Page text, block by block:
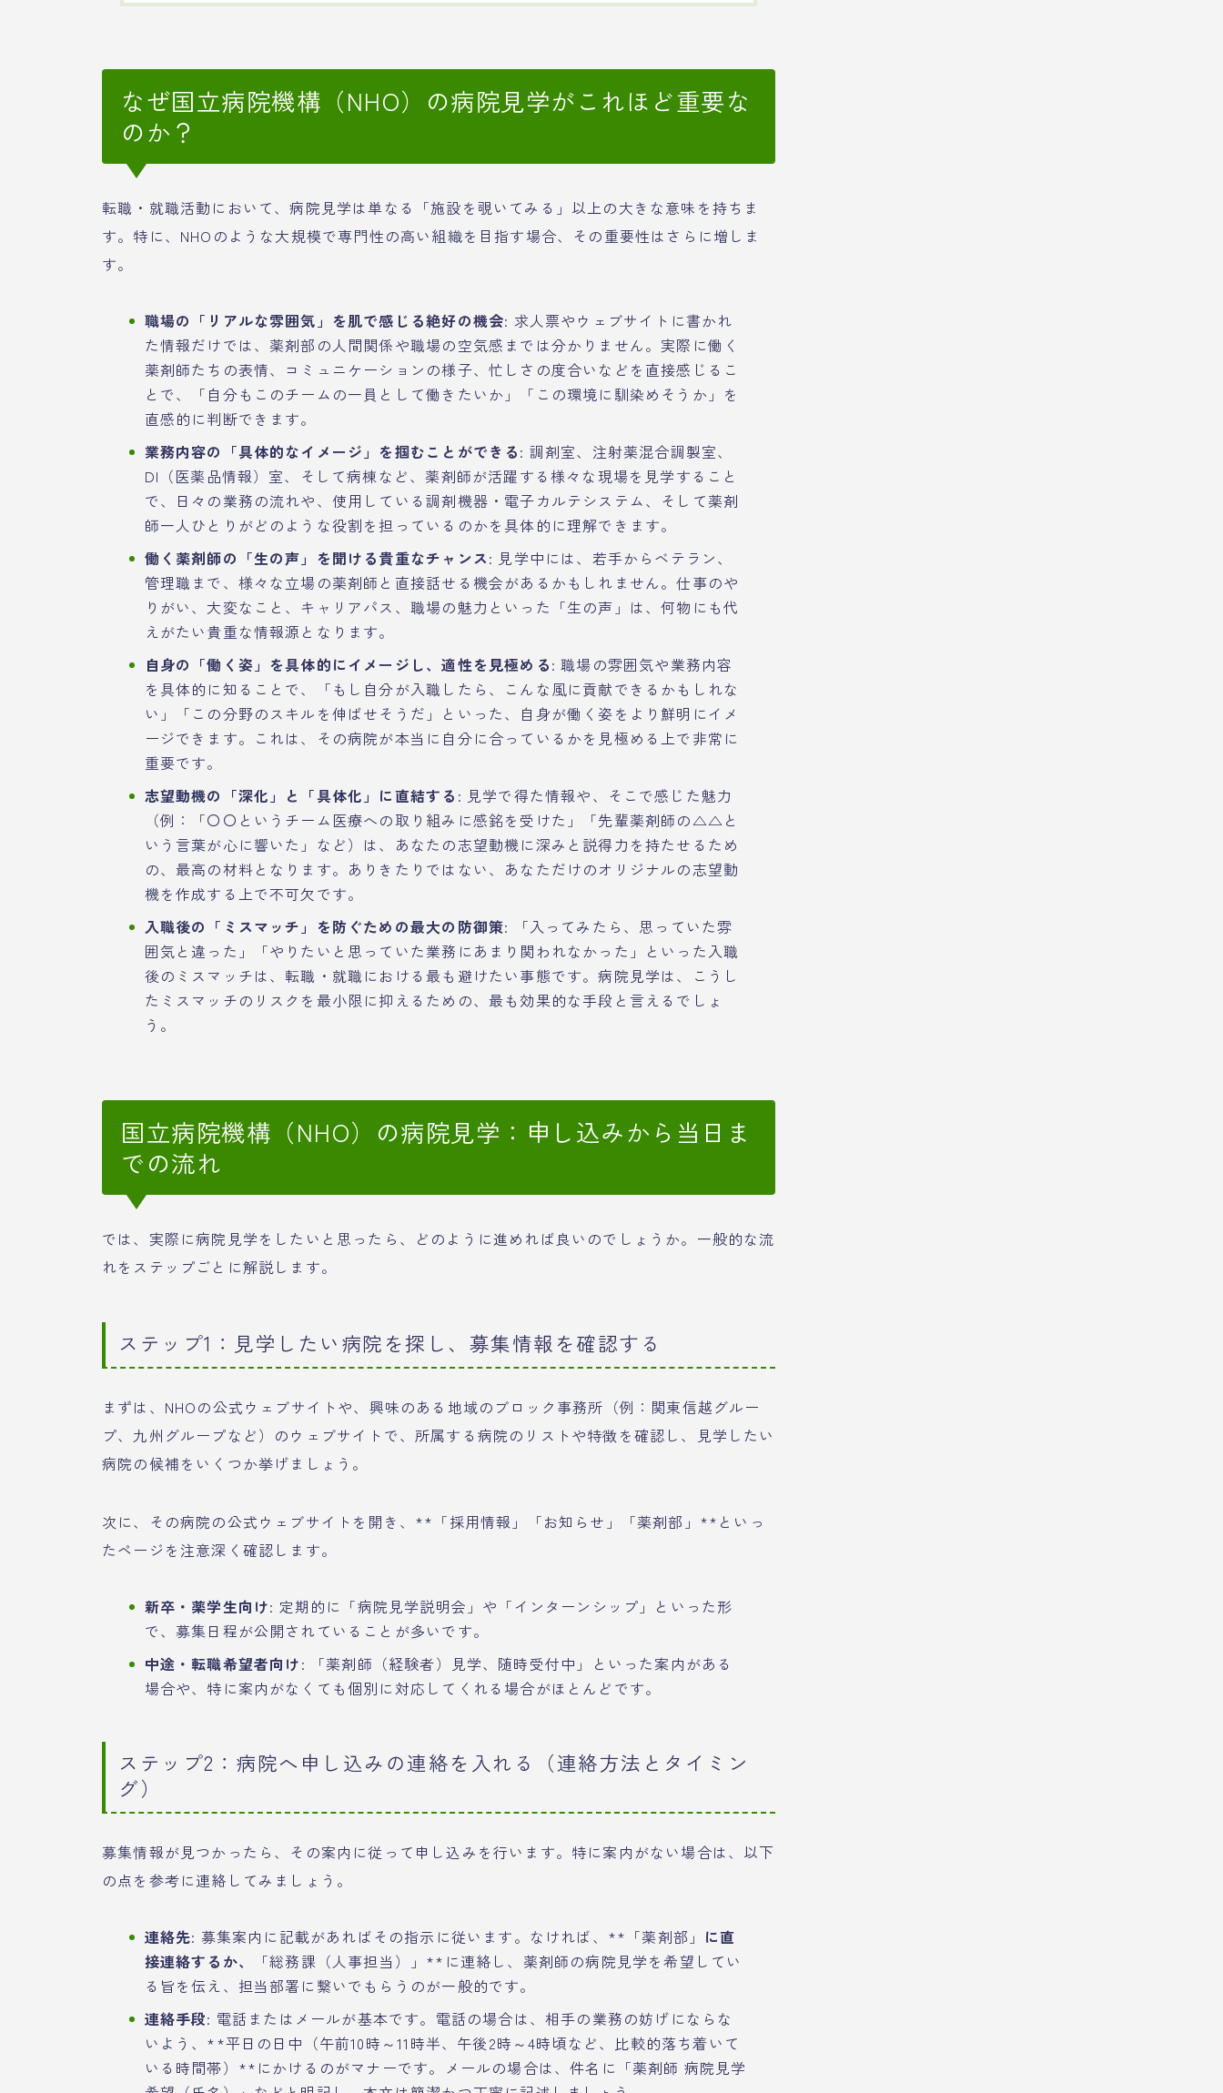
なぜ国立病院機構（NHO）の病院見学がこれほど重要な
のか？
転職・就職活動において、病院見学は単なる「施設を覗いてみる」以上の大きな意味を持ちま
す。特に、NHOのような大規模で専門性の高い組織を目指す場合、その重要性はさらに増しま
す。
職場の「リアルな雰囲気」を肌で感じる絶好の機会: 求人票やウェブサイトに書かれ
た情報だけでは、薬剤部の人間関係や職場の空気感までは分かりません。実際に働く
薬剤師たちの表情、コミュニケーションの様子、忙しさの度合いなどを直接感じるこ
とで、「自分もこのチームの一員として働きたいか」「この環境に馴染めそうか」を
直感的に判断できます。
業務内容の「具体的なイメージ」を掴むことができる: 調剤室、注射薬混合調製室、
DI（医薬品情報）室、そして病棟など、薬剤師が活躍する様々な現場を見学すること
で、日々の業務の流れや、使用している調剤機器・電子カルテシステム、そして薬剤
師一人ひとりがどのような役割を担っているのかを具体的に理解できます。
働く薬剤師の「生の声」を聞ける貴重なチャンス: 見学中には、若手からベテラン、
管理職まで、様々な立場の薬剤師と直接話せる機会があるかもしれません。仕事のや
りがい、大変なこと、キャリアパス、職場の魅力といった「生の声」は、何物にも代
えがたい貴重な情報源となります。
自身の「働く姿」を具体的にイメージし、適性を見極める: 職場の雰囲気や業務内容
を具体的に知ることで、「もし自分が入職したら、こんな風に貢献できるかもしれな
い」「この分野のスキルを伸ばせそうだ」といった、自身が働く姿をより鮮明にイメ
ージできます。これは、その病院が本当に自分に合っているかを見極める上で非常に
重要です。
志望動機の「深化」と「具体化」に直結する : 見学で得た情報や、そこで感じた魅力
（例：「〇〇というチーム医療への取り組みに感銘を受けた」「先輩薬剤師の△△と
いう言葉が心に響いた」など）は、あなたの志望動機に深みと説得力を持たせるため
の、最高の材料となります。ありきたりではない、あなただけのオリジナルの志望動
機を作成する上で不可欠です。
入職後の「ミスマッチ」を防ぐための最大の防御策: 「入ってみたら、思っていた雰
囲気と違った」「やりたいと思っていた業務にあまり関われなかった」といった入職
後のミスマッチは、転職・就職における最も避けたい事態です。病院見学は、こうし
たミスマッチのリスクを最小限に抑えるための、最も効果的な手段と言えるでしょ
う。
国立病院機構（NHO）の病院見学：申し込みから当日ま
での流れ
では、実際に病院見学をしたいと思ったら、どのように進めれば良いのでしょうか。一般的な流
れをステップごとに解説します。
ステップ1：見学したい病院を探し、募集情報を確認する
まずは、NHOの公式ウェブサイトや、興味のある地域のブロック事務所（例：関東信越グルー
プ、九州グループなど）のウェブサイトで、所属する病院のリストや特徴を確認し、見学したい
病院の候補をいくつか挙げましょう。
次に、その病院の公式ウェブサイトを開き、**「採用情報」「お知らせ」「薬剤部」**といっ
たページを注意深く確認します。
新卒・薬学生向け: 定期的に「病院見学説明会」や「インターンシップ」といった形
で、募集日程が公開されていることが多いです。
中途・転職希望者向け: 「薬剤師（経験者）見学、随時受付中」といった案内がある
場合や、特に案内がなくても個別に対応してくれる場合がほとんどです。
ステップ2：病院へ申し込みの連絡を入れる（連絡方法とタイミン
グ）
募集情報が見つかったら、その案内に従って申し込みを行います。特に案内がない場合は、以下
の点を参考に連絡してみましょう。
連絡先: 募集案内に記載があればその指示に従います。なければ、**「薬剤部」 に直
接連絡するか、
「総務課（人事担当）」**に連絡し、薬剤師の病院見学を希望してい
る旨を伝え、担当部署に繋いでもらうのが一般的です。
連絡手段: 電話またはメールが基本です。電話の場合は、相手の業務の妨げにならな
いよう、**平日の日中（午前10時～11時半、午後2時～4時頃など、比較的落ち着いて
いる時間帯）**にかけるのがマナーです。メールの場合は、件名に「薬剤師 病院見学